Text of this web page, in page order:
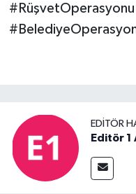
EDITÖR
Editör 1